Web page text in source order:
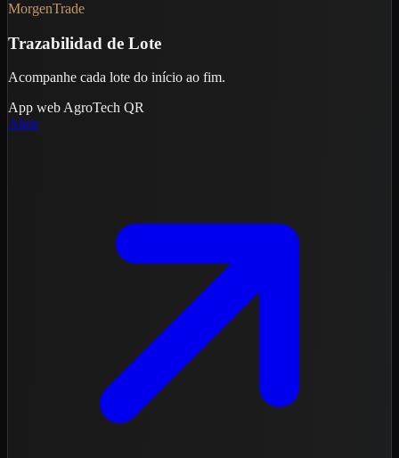
MorgenTrade
Trazabilidad de Lote
Acompanhe cada lote do início ao fim.
App web AgroTech QR
Abrir